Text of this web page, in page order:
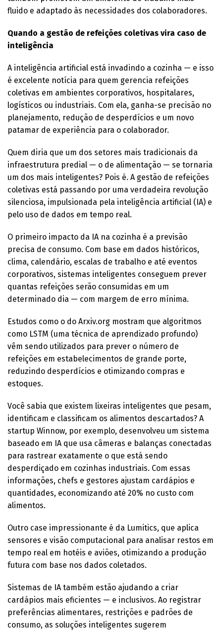
fluido e adaptado às necessidades dos colaboradores.
Quando a gestão de refeições coletivas vira caso de
inteligência
A inteligência artificial está invadindo a cozinha — e isso
é excelente notícia para quem gerencia refeições
coletivas em ambientes corporativos, hospitalares,
logísticos ou industriais. Com ela, ganha-se precisão no
planejamento, redução de desperdícios e um novo
patamar de experiência para o colaborador.
Quem diria que um dos setores mais tradicionais da
infraestrutura predial — o de alimentação — se tornaria
um dos mais inteligentes? Pois é. A gestão de refeições
coletivas está passando por uma verdadeira revolução
silenciosa, impulsionada pela inteligência artificial (IA) e
pelo uso de dados em tempo real.
O primeiro impacto da IA na cozinha é a previsão
precisa de consumo. Com base em dados históricos,
clima, calendário, escalas de trabalho e até eventos
corporativos, sistemas inteligentes conseguem prever
quantas refeições serão consumidas em um
determinado dia — com margem de erro mínima.
Estudos como o do Arxiv.org mostram que algoritmos
como LSTM (uma técnica de aprendizado profundo)
vêm sendo utilizados para prever o número de
refeições em estabelecimentos de grande porte,
reduzindo desperdícios e otimizando compras e
estoques.
Você sabia que existem lixeiras inteligentes que pesam,
identificam e classificam os alimentos descartados? A
startup Winnow, por exemplo, desenvolveu um sistema
baseado em IA que usa câmeras e balanças conectadas
para rastrear exatamente o que está sendo
desperdiçado em cozinhas industriais. Com essas
informações, chefs e gestores ajustam cardápios e
quantidades, economizando até 20% no custo com
alimentos.
Outro case impressionante é da Lumitics, que aplica
sensores e visão computacional para analisar restos em
tempo real em hotéis e aviões, otimizando a produção
futura com base nos dados coletados.
Sistemas de IA também estão ajudando a criar
cardápios mais eficientes — e inclusivos. Ao registrar
preferências alimentares, restrições e padrões de
consumo, as soluções inteligentes sugerem